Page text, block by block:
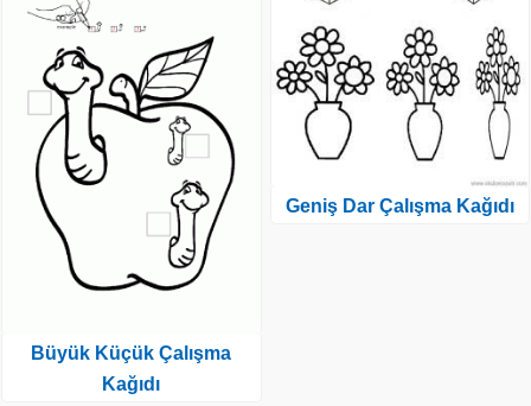
Büyük Küçük Çalışma
Kağıdı
Geniş Dar Çalışma Kağıdı